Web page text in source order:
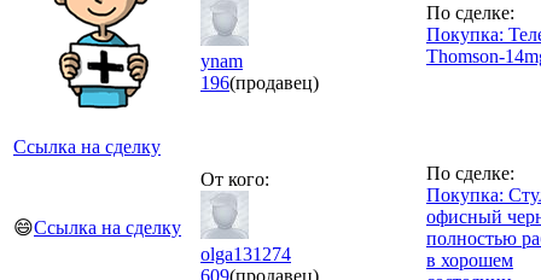
Ссылка на сделку
ynam
196(продавец)
По сделке:
Покупка:
Thomson-
😄Ссылка на сделку
От кого:
olga131274
609(продавец)
По сделке:
Покупка:
офисный
полностью
в хорошем